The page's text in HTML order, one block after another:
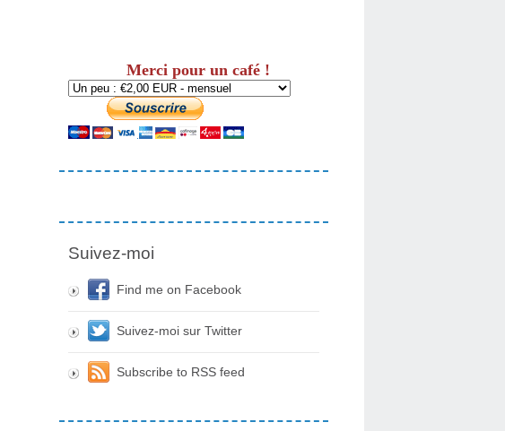
Merci pour un café !
Suivez-moi
Find me on Facebook
Suivez-moi sur Twitter
Subscribe to RSS feed